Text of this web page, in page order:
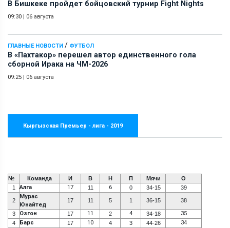
В Бишкеке пройдет бойцовский турнир Fight Nights
09:30 | 06 августа
ГЛАВНЫЕ НОВОСТИ / ФУТБОЛ
В «Пахтакор» перешел автор единственного гола
сборной Ирака на ЧМ-2026
09:25 | 06 августа
Кыргызская Премьер - лига - 2019
№ Команда И В Н П Мячи
О
1
Алга 17 11 6 0 34-15 39
2
Мурас
Юнайтед
17 11 5 1 36-15 38
3 Озгон 17 11 2 4 34-18 35
4 Барс 17 10 4 3 44-26 34